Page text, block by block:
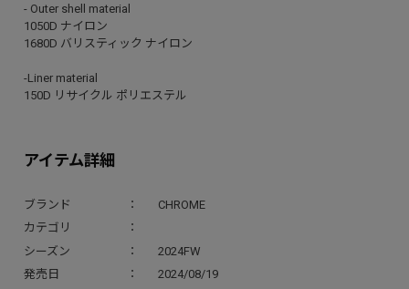
アイテム詳細
ブランド
CHROME
カテゴリ
シーズン
2024FW
発売日
2024/08/19
- Outer shell material
1050D ナイロン
1680D バリスティック ナイロン
-Liner material
150D リサイクル ポリエステル